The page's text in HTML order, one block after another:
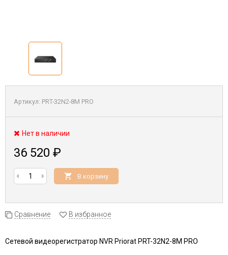
Артикул: PRT-32N2-8M PRO
Нет в наличии
36 520 ₽
В корзину
Сравнение В избранное
Сетевой видеорегистратор NVR Priorat PRT-32N2-8M PRO